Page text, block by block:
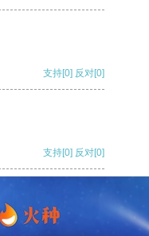
支持[0] 反对[0]
支持[0] 反对[0]